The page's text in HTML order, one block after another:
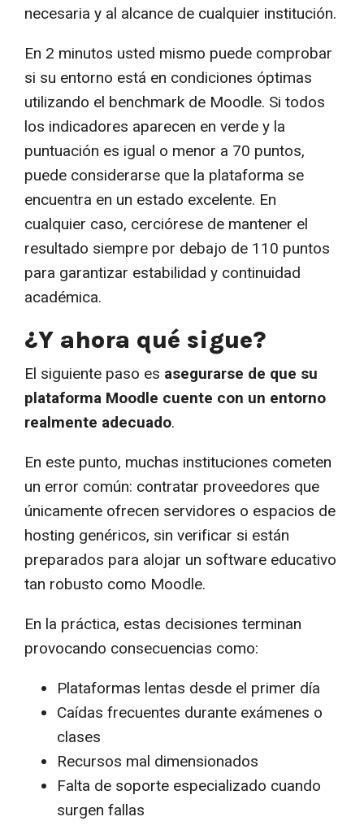
necesaria y al alcance de cualquier institución.
En 2 minutos usted mismo puede comprobar
si su entorno está en condiciones óptimas
utilizando el benchmark de Moodle. Si todos
los indicadores aparecen en verde y la
puntuación es igual o menor a 70 puntos,
puede considerarse que la plataforma se
encuentra en un estado excelente. En
cualquier caso, cerciórese de mantener el
resultado siempre por debajo de 110 puntos
para garantizar estabilidad y continuidad
académica.
¿Y ahora qué sigue?
El siguiente paso es asegurarse de que su
plataforma Moodle cuente con un entorno
realmente adecuado.
En este punto, muchas instituciones cometen
un error común: contratar proveedores que
únicamente ofrecen servidores o espacios de
hosting genéricos, sin verificar si están
preparados para alojar un software educativo
tan robusto como Moodle.
En la práctica, estas decisiones terminan
provocando consecuencias como:
Plataformas lentas desde el primer día
Caídas frecuentes durante exámenes o
clases
Recursos mal dimensionados
Falta de soporte especializado cuando
surgen fallas